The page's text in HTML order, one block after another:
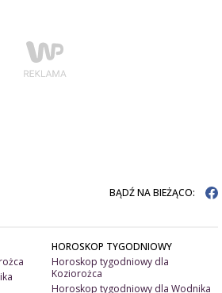
BĄDŹ NA BIEŻĄCO:
HOROSKOP TYGODNIOWY
Horoskop tygodniowy dla
Koziorożca
Horoskop tygodniowy dla Wodnika